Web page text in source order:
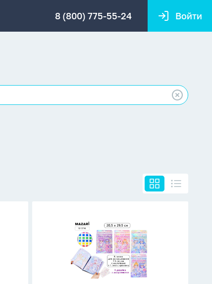
8 (800) 775-55-24 Войти
творчества
"Девочки"
наклейками,